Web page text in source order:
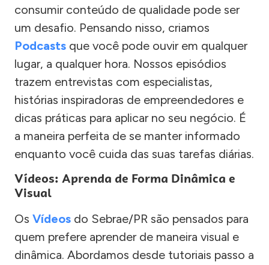
consumir conteúdo de qualidade pode ser
um desafio. Pensando nisso, criamos
Podcasts que você pode ouvir em qualquer
lugar, a qualquer hora. Nossos episódios
trazem entrevistas com especialistas,
histórias inspiradoras de empreendedores e
dicas práticas para aplicar no seu negócio. É
a maneira perfeita de se manter informado
enquanto você cuida das suas tarefas diárias.
Vídeos: Aprenda de Forma Dinâmica e
Visual
Os Vídeos do Sebrae/PR são pensados para
quem prefere aprender de maneira visual e
dinâmica. Abordamos desde tutoriais passo a